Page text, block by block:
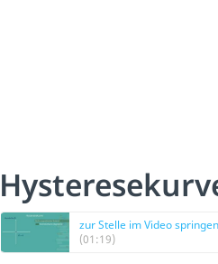
zur Stelle im Video springen
(01:19)